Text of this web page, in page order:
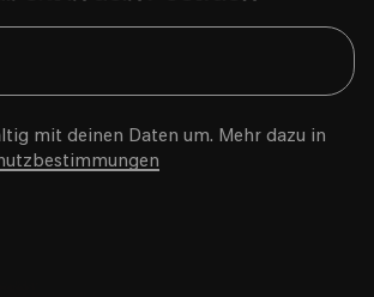
Baby
mit deinen Daten um. Mehr dazu in